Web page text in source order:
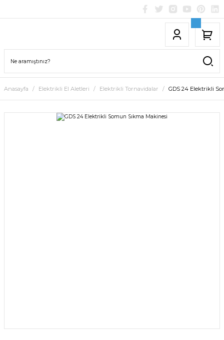
Anasayfa Elektrikli El Aletleri Elektrikli Tornavidalar GDS 24 Elektrikli